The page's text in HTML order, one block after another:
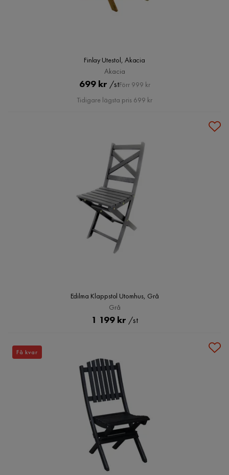
Finlay Utestol, Akacia
Akacia
Pris
699 kr /stOriginal
Pris
Förr 999 kr
Tidigare lägsta pris 699 kr
Edilma Klappstol Utomhus, Grå
Grå
Pris
1 199 kr /st
Få kvar